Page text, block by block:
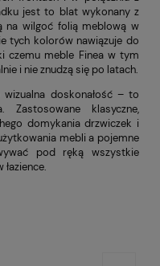
jest to blat wykonany z
na wilgoć folią meblową w
tych kolorów nawiązuje do
czemu meble Finea w tym
i nie znudzą się po latach.
doskonałość – to
Zastosowane klasyczne,
domykania drzwiczek i
mebli a pojemne
pod ręką wszystkie